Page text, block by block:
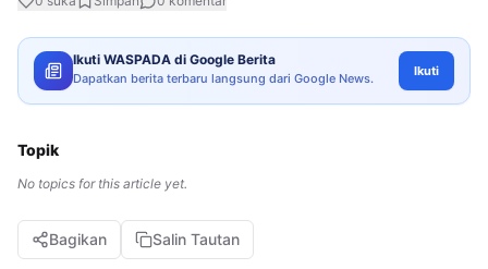
Ikuti WASPADA di Google Berita
Dapatkan berita terbaru langsung dari Google News. Ikuti
Topik
No topics for this article yet.
Bagikan Salin Tautan